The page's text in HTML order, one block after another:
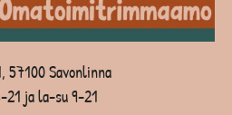
57100 Savonlinna
21 ja la-su 9-21